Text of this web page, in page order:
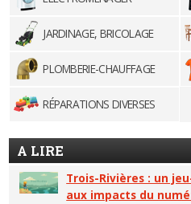
JARDINAGE, BRICOLAGE
PLOMBERIE-CHAUFFAGE
RÉPARATIONS DIVERSES
A LIRE
Trois-Rivières : un
aux impacts du